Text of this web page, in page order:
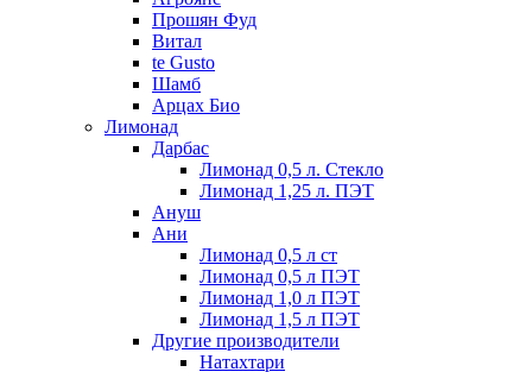
Прошян Фуд
Витал
te Gusto
Шамб
Арцах Био
Лимонад
Дарбас
Лимонад 0,5 л. Стекло
Лимонад 1,25 л. ПЭТ
Ануш
Ани
Лимонад 0,5 л ст
Лимонад 0,5 л ПЭТ
Лимонад 1,0 л ПЭТ
Лимонад 1,5 л ПЭТ
Другие производители
Натахтари